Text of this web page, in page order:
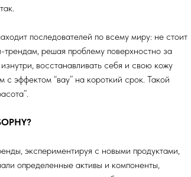
последователей по всему миру: не стоит
решая проблему поверхностно за
восстанавливать себя и свою кожу
эффектом “вау” на короткий срок. Такой
экспериментируя с новыми продуктами,
определенные активы и компоненты,